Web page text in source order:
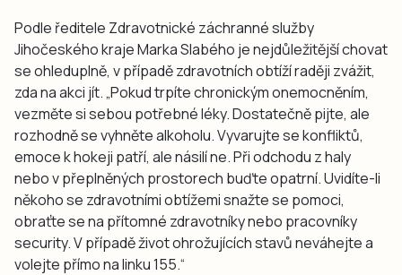
Podle ředitele Zdravotnické záchranné služby
Jihočeského kraje Marka Slabého je nejdůležitější chovat
se ohleduplně, v případě zdravotních obtíží raději zvážit,
zda na akci jít. „Pokud trpíte chronickým onemocněním,
vezměte si sebou potřebné léky. Dostatečně pijte, ale
rozhodně se vyhněte alkoholu. Vyvarujte se konfliktů,
emoce k hokeji patří, ale násilí ne. Při odchodu z haly
nebo v přeplněných prostorech buďte opatrní. Uvidíte-li
někoho se zdravotními obtížemi snažte se pomoci,
obraťte se na přítomné zdravotníky nebo pracovníky
security. V případě život ohrožujících stavů neváhejte a
volejte přímo na linku 155.“